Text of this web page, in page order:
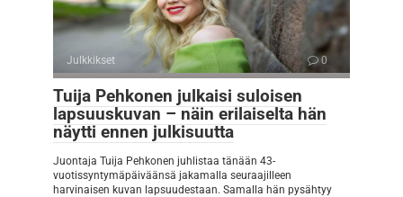
Julkkikset 0
Tuija Pehkonen julkaisi suloisen
lapsuuskuvan – näin erilaiselta hän
näytti ennen julkisuutta
Juontaja Tuija Pehkonen juhlistaa tänään 43-
vuotissyntymäpäiväänsä jakamalla seuraajilleen
harvinaisen kuvan lapsuudestaan. Samalla hän pysähtyy